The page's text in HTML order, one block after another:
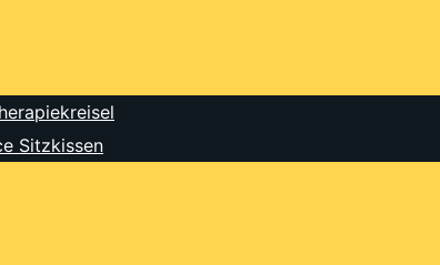
Sitzkissen